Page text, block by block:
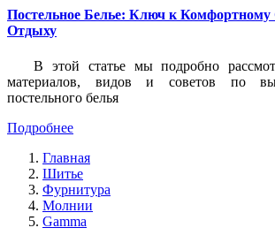
Постельное Белье: Ключ к Комфортному
Отдыху
В этой статье мы подробно
материалов, видов и советов по
постельного белья
Подробнее
Главная
Шитье
Фурнитура
Молнии
Gamma